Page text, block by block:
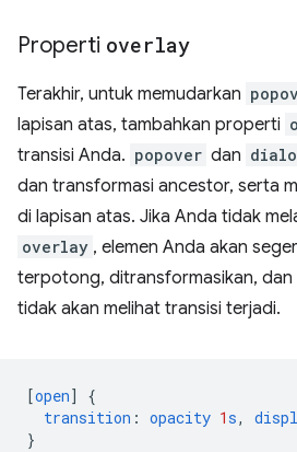
Properti overlay
Terakhir, untuk memudarkan
lapisan atas, tambahkan properti
transisi Anda. popover dan
dan transformasi ancestor, serta
di lapisan atas. Jika Anda tidak
overlay , elemen Anda akan
terpotong, ditransformasikan,
tidak akan melihat transisi terjadi.
[open]
{
transition : opacity 1s,
}